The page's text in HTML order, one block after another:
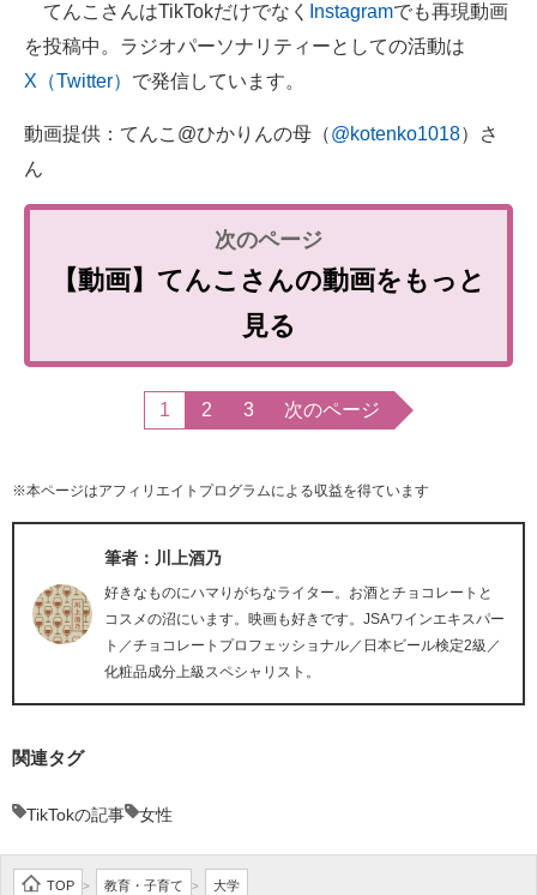
てんこさんはTikTokだけでなく Instagramでも再現動画
を投稿中。ラジオパーソナリティーとしての活動は
X（Twitter） で発信しています。
動画提供：てんこ@ひかりんの母（@kotenko1018）さ
ん
【動画】てんこさんの動画をもっと
見る
1 2 3 次のページ
※本ページはアフィリエイトプログラムによる収益を得ています
筆者：川上酒乃
好きなものにハマりがちなライター。お酒とチョコレートと
コスメの沼にいます。映画も好きです。JSAワインエキスパー
ト／チョコレートプロフェッショナル／日本ビール検定2級／
化粧品成分上級スペシャリスト。
関連タグ
TikTokの記事 女性
TOP > 教育・子育て > 大学